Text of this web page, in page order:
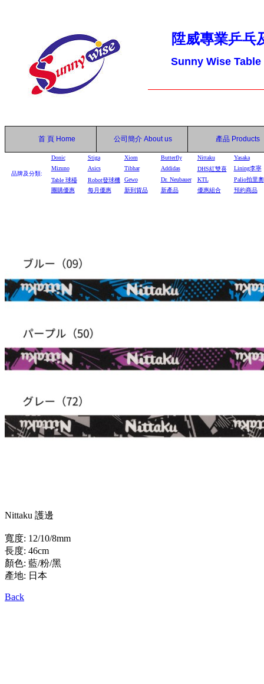
陞威專業乒乓
Sunny Wise
首 頁 Home 公司簡介 About us 產品 Products
品牌及分類:
Donic Stiga Xiom Butterfly Nittaku
Yasaka
Mizuno
Asics Tibhar Addidas DHS紅雙喜
Lining李寧
Table 球檯 Robot發球機 Gewo Dr. Neubauer KTL
Palio拍里奧
團購優惠
每月優惠 新到貨品 新產品 優惠組合 預約商品
Nittaku 護邊
寬度: 12/10/8mm
長度: 46cm
顏色: 藍/粉/黑
產地: 日本
Back